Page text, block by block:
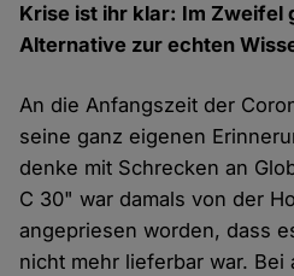
Krise ist ihr klar: Im Zweifel
Alternative zur echten
An die Anfangszeit der
seine ganz eigenen
denke mit Schrecken an
C 30" war damals von der
angepriesen worden, dass
nicht mehr lieferbar war. Bei